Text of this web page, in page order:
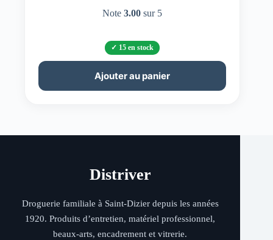
Note3.00 sur 5
15 en stock
Ajouter au panier
Distriver
Droguerie familiale à Saint-Dizier depuis les années
1920. Produits d’entretien, matériel professionnel,
beaux-arts, encadrement et vitrerie.